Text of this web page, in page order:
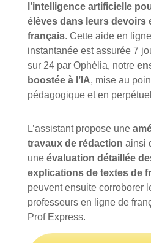
l’intelligence artificielle
élèves dans leurs devoirs
français. Cette aide en
instantanée est assurée 7
sur 24 par Ophélia, notre
boostée à l’IA, mise au
pédagogique et en
L’assistant propose une
travaux de rédaction ainsi
une évaluation détaillée
explications de textes de
peuvent ensuite corroborer
professeurs en ligne de
Prof Express.